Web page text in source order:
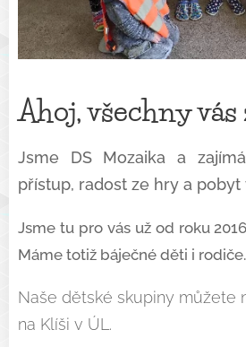
Ahoj, všechny
Jsme DS
Mozaika a
přístup, radost ze hry a pobyt
Jsme tu pro vás už od roku
Máme totiž báječné děti i rodiče.
Naše dětské skupiny můžete
na Klíši v ÚL.